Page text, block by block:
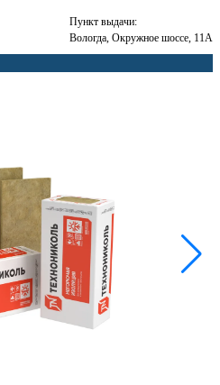
Пункт выдачи:
Вологда, Окружное шоссе, 11А